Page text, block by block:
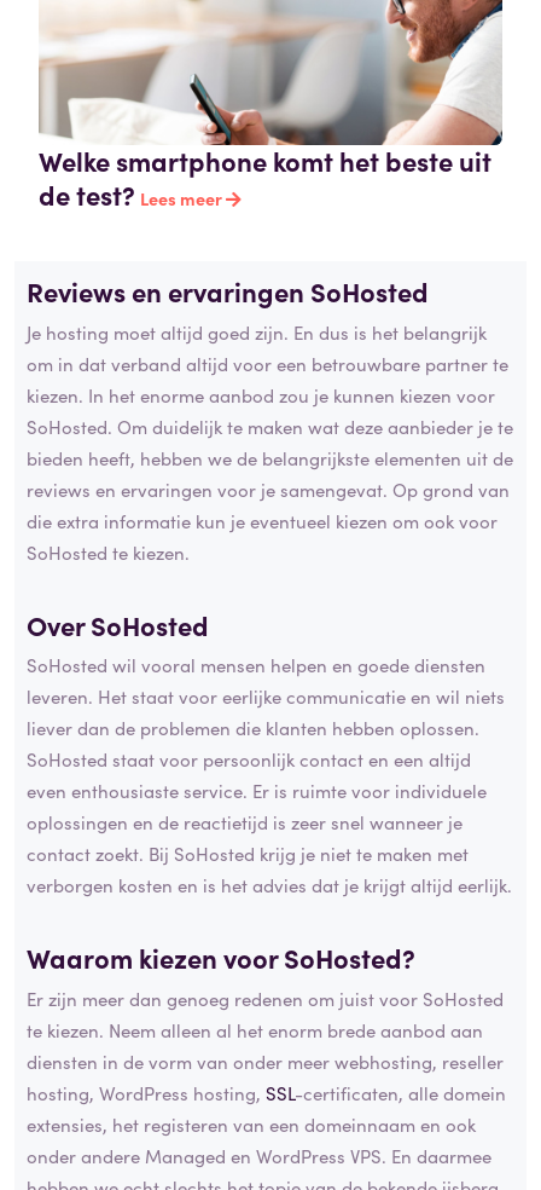
Welke smartphone komt het beste uit
de test? Lees meer
Reviews en ervaringen SoHosted
Je hosting moet altijd goed zijn. En dus is het belangrijk
om in dat verband altijd voor een betrouwbare partner te
kiezen. In het enorme aanbod zou je kunnen kiezen voor
SoHosted. Om duidelijk te maken wat deze aanbieder je te
bieden heeft, hebben we de belangrijkste elementen uit de
reviews en ervaringen voor je samengevat. Op grond van
die extra informatie kun je eventueel kiezen om ook voor
SoHosted te kiezen.
Over SoHosted
SoHosted wil vooral mensen helpen en goede diensten
leveren. Het staat voor eerlijke communicatie en wil niets
liever dan de problemen die klanten hebben oplossen.
SoHosted staat voor persoonlijk contact en een altijd
even enthousiaste service. Er is ruimte voor individuele
oplossingen en de reactietijd is zeer snel wanneer je
contact zoekt. Bij SoHosted krijg je niet te maken met
verborgen kosten en is het advies dat je krijgt altijd eerlijk.
Waarom kiezen voor SoHosted?
Er zijn meer dan genoeg redenen om juist voor SoHosted
te kiezen. Neem alleen al het enorm brede aanbod aan
diensten in de vorm van onder meer webhosting, reseller
hosting, WordPress hosting, SSL-certificaten, alle domein
extensies, het registeren van een domeinnaam en ook
onder andere Managed en WordPress VPS. En daarmee